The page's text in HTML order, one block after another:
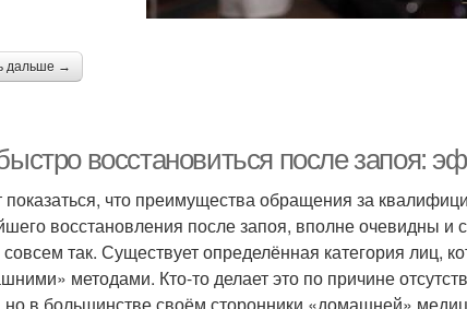
дальше →
восстановиться после запоя:
что преимущества обращения за
восстановления после запоя, вполне очевидны
совсем так. Существует определённая категория лиц,
методами. Кто-то делает это по причине